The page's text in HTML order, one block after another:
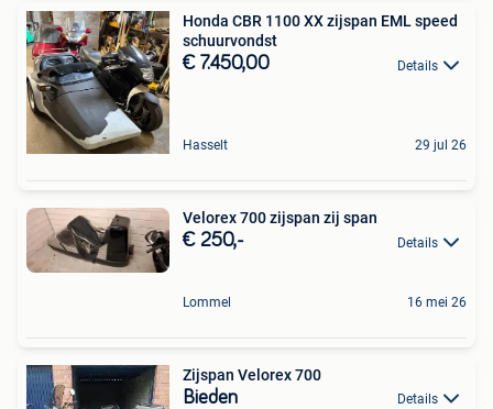
Honda CBR 1100 XX zijspan EML speed
schuurvondst
€ 7.450,00 Details
Hasselt 29 jul 26
Velorex 700 zijspan zij span
€ 250,- Details
Lommel 16 mei 26
Zijspan Velorex 700
Bieden Details